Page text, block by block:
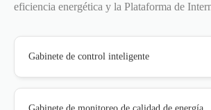
eficiencia energética y la Plataforma de
Gabinete de control inteligente